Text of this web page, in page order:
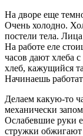
На дворе еще
Очень холодно.
постели тела.
На работе еле
часов дают хлеба
хлеб, кажущийся
Начинаешь
Делаем какую-то
механически
Ослабевшие руки
стружки обжигают